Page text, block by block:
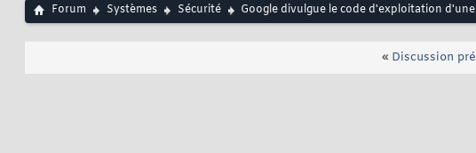
Forum
Systèmes Sécurité Google divulgue le code d'exploitation
« Discussion